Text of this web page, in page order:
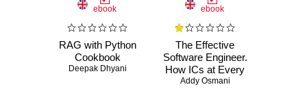
ebook
RAG with Python
Cookbook
Deepak Dhyani
ebook
The Effective
Software Engineer.
How ICs at Every
Level Can
Addy Osmani